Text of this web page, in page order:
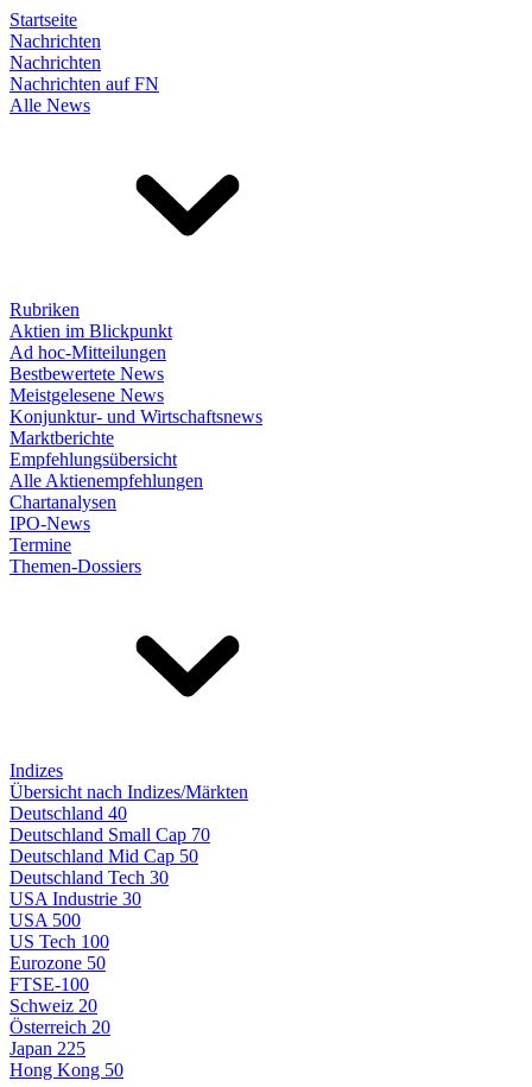
Startseite
Nachrichten
Nachrichten
Nachrichten auf FN
Alle News
Rubriken
Aktien im Blickpunkt
Ad hoc-Mitteilungen
Bestbewertete News
Meistgelesene News
Konjunktur- und Wirtschaftsnews
Marktberichte
Empfehlungsübersicht
Alle Aktienempfehlungen
Chartanalysen
IPO-News
Termine
Themen-Dossiers
Indizes
Übersicht nach Indizes/Märkten
Deutschland 40
Deutschland Small Cap 70
Deutschland Mid Cap 50
Deutschland Tech 30
USA Industrie 30
USA 500
US Tech 100
Eurozone 50
FTSE-100
Schweiz 20
Österreich 20
Japan 225
Hong Kong 50